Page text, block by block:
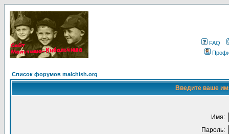
FAQ
Список форумов malchish.org
Введите ваше
Имя:
Пароль: